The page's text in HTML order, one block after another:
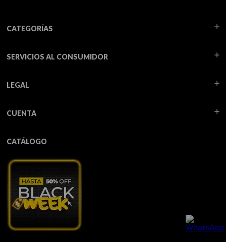
CATEGORÍAS
SERVICIOS AL CONSUMIDOR
LEGAL
CUENTA
CATÁLOGO